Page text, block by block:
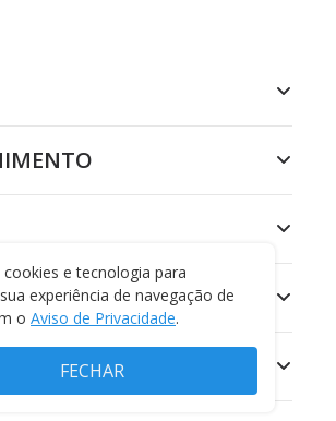
e tecnologia para
experiência de navegação de
o Aviso de Privacidade.
FECHAR